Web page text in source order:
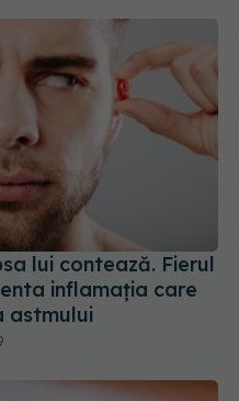
lui contează. Fierul
inflamația care
astmului